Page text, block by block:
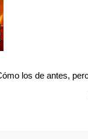
los de antes,